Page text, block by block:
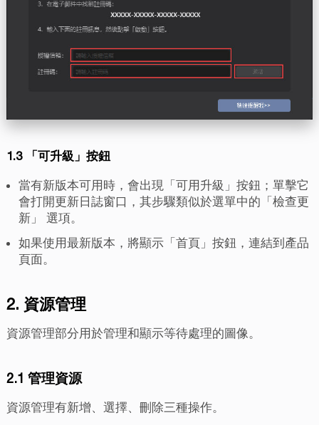
1.3 「可升級」按鈕
當有新版本可用時，會出現「可用升級」按鈕；單擊它
會打開更新日誌窗口，其步驟類似於選單中的 「檢查更
新」
選項。
如果使用最新版本，將顯示「首頁」按鈕，連結到產品
頁面。
2. 資源管理
資源管理部分用於管理和顯示等待處理的圖像。
2.1 管理資源
資源管理有新增、選擇、刪除三種操作。